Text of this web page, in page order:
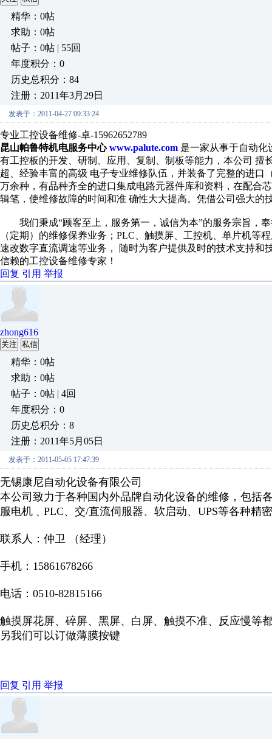
精华：0帖
求助：0帖
帖子：0帖 | 55回
年度积分：0
历史总积分：84
注册：2011年3月29日
发表于：2011-04-27 09:33:24
专业工控设备维修-卓-15962652789
昆山帕鲁特机电服务中心www.palute.com 是一家从事于自动化
有工控板的开发、研制、应用、复制、制板等能力，本公司
超、经验丰富的高级 电子专业维修队伍，并装备了完整的进
万余种，有品种齐全的进口集成电路元器件库和资料，在配合
辑笔，使维修故障的时间和准 确性大大提高。凭借公司强大的
我们秉成“顾客至上，服务第一，诚信为本”的服务宗旨，
（定期）的维修保养业务；PLC、触摸屏、工控机、单片机
速改数字直流调速等业务， 随时为客户提供及时的技术支持
信赖的工控设备维修专家！
回复 引用 举报
zhong616
关注 私信
精华：0帖
求助：0帖
帖子：0帖 | 4回
年度积分：0
历史总积分：8
注册：2011年5月05日
发表于：2011-05-05 17:47:39
无锡康尼自动化设备有限公司
本公司致力于各种国内外品牌自动化设备的维修，包括
服电机﹑PLC、交/直流伺服器、软启动、UPS等各种精
联系人：仲卫 （经理）
手机：15861678266
电话：0510-82815166
触摸屏花屏、碎屏、黑屏、白屏、触摸不准、反应慢等
另我们可以订做薄膜按键
回复 引用 举报